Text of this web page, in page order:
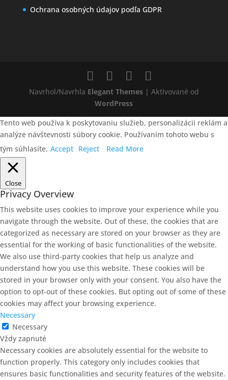
Ochrana osobných údajov podľa GDPR
Navrhol/Navrhla Elegant Themes| Aktivované od
WordPress
Tento web používa k poskytovaniu služieb, personalizácii reklám a
analýze návštevnosti súbory cookie. Používaním tohoto webu s
tým súhlasíte. Accept Reject Read More
Close
Privacy Overview
This website uses cookies to improve your experience while you
navigate through the website. Out of these, the cookies that are
categorized as necessary are stored on your browser as they are
essential for the working of basic functionalities of the website.
We also use third-party cookies that help us analyze and
understand how you use this website. These cookies will be
stored in your browser only with your consent. You also have the
option to opt-out of these cookies. But opting out of some of these
cookies may affect your browsing experience.
Necessary
Necessary
Vždy zapnuté
Necessary cookies are absolutely essential for the website to
function properly. This category only includes cookies that
ensures basic functionalities and security features of the website.